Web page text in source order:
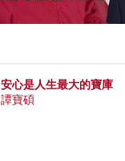
安心是人生最大的寶庫
譚寶碩